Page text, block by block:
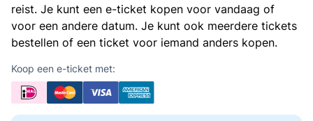
reist. Je kunt een e-ticket kopen voor vandaag of
voor een andere datum. Je kunt ook meerdere tickets
bestellen of een ticket voor iemand anders kopen.
Koop een e-ticket met: